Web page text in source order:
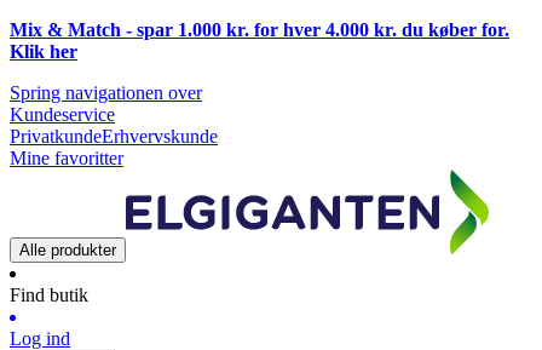
Mix & Match - spar 1.000 kr. for hver 4.000 kr. du køber for.
Klik her
Spring navigationen over
Kundeservice
PrivatkundeErhvervskunde
Mine favoritter
Alle produkter
Find butik
Log ind